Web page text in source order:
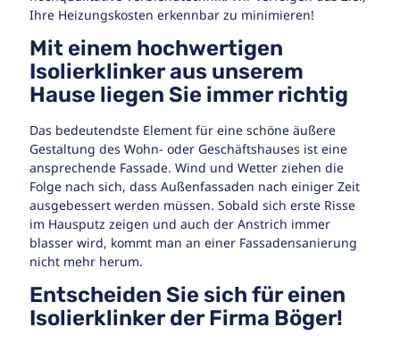
Ihre Heizungskosten erkennbar zu minimieren!
Mit einem hochwertigen
Isolierklinker aus unserem
Hause liegen Sie immer richtig
Das bedeutendste Element für eine schöne äußere
Gestaltung des Wohn- oder Geschäftshauses ist eine
ansprechende Fassade. Wind und Wetter ziehen die
Folge nach sich, dass Außenfassaden nach einiger Zeit
ausgebessert werden müssen. Sobald sich erste Risse
im Hausputz zeigen und auch der Anstrich immer
blasser wird, kommt man an einer Fassadensanierung
nicht mehr herum.
Entscheiden Sie sich für einen
Isolierklinker der Firma Böger!